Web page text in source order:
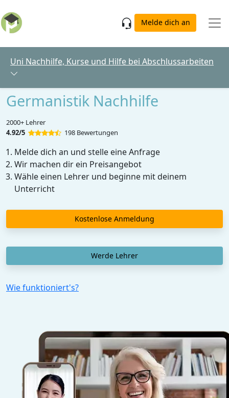
Melde dich an
Uni Nachhilfe, Kurse und Hilfe bei Abschlussarbeiten
Germanistik Nachhilfe
2000+ Lehrer
4.92/5
198 Bewertungen
Melde dich an und stelle eine Anfrage
Wir machen dir ein Preisangebot
Wähle einen Lehrer und beginne mit deinem
Unterricht
Kostenlose Anmeldung
Werde Lehrer
Wie funktioniert's?